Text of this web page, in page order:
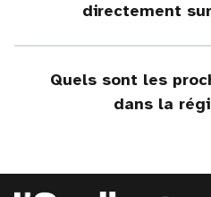
directement
Quels sont les
dans la